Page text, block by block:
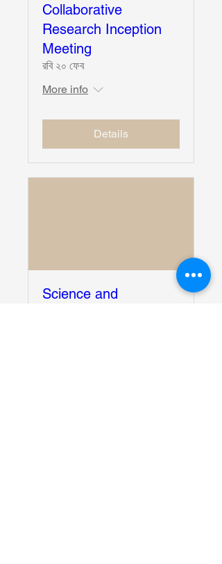
Collaborative
Research Inception
Meeting
রবি ২০ ফেব
More info
Details
Science and